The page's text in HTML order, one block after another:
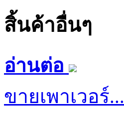
สิ้นค้าอื่นๆ
อ่านต่อ
ขายเพาเวอร์...